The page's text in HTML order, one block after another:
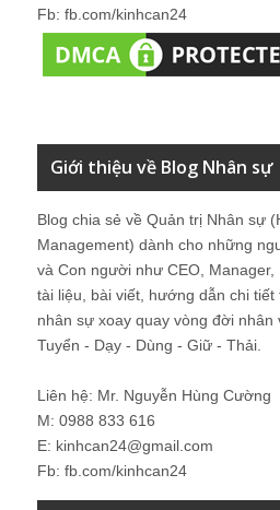
Fb: fb.com/kinhcan24
Giới thiệu về Blog Nhân sự
Blog chia sẻ về Quản trị Nhân sự
Management) dành cho những
và Con người như CEO,
tài liệu, bài viết, hướng dẫn chi
nhân sự xoay quay vòng đời nhân
Tuyển - Dạy - Dùng - Giữ - Thải.
Liên hệ: Mr. Nguyễn Hùng Cường
M: 0988 833 616
E: kinhcan24@gmail.com
Fb: fb.com/kinhcan24